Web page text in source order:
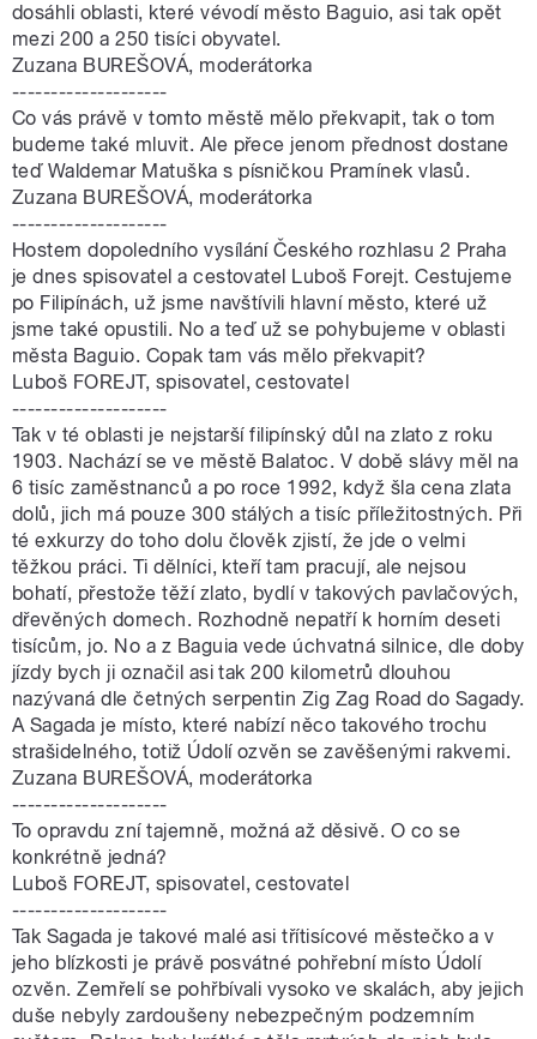
dosáhli oblasti, které vévodí město Baguio, asi tak opět
mezi 200 a 250 tisíci obyvatel.
Zuzana BUREŠOVÁ, moderátorka
--------------------
Co vás právě v tomto městě mělo překvapit, tak o tom
budeme také mluvit. Ale přece jenom přednost dostane
teď Waldemar Matuška s písničkou Pramínek vlasů.
Zuzana BUREŠOVÁ, moderátorka
--------------------
Hostem dopoledního vysílání Českého rozhlasu 2 Praha
je dnes spisovatel a cestovatel Luboš Forejt. Cestujeme
po Filipínách, už jsme navštívili hlavní město, které už
jsme také opustili. No a teď už se pohybujeme v oblasti
města Baguio. Copak tam vás mělo překvapit?
Luboš FOREJT, spisovatel, cestovatel
--------------------
Tak v té oblasti je nejstarší filipínský důl na zlato z roku
1903. Nachází se ve městě Balatoc. V době slávy měl na
6 tisíc zaměstnanců a po roce 1992, když šla cena zlata
dolů, jich má pouze 300 stálých a tisíc příležitostných. Při
té exkurzy do toho dolu člověk zjistí, že jde o velmi
těžkou práci. Ti dělníci, kteří tam pracují, ale nejsou
bohatí, přestože těží zlato, bydlí v takových pavlačových,
dřevěných domech. Rozhodně nepatří k horním deseti
tisícům, jo. No a z Baguia vede úchvatná silnice, dle doby
jízdy bych ji označil asi tak 200 kilometrů dlouhou
nazývaná dle četných serpentin Zig Zag Road do Sagady.
A Sagada je místo, které nabízí něco takového trochu
strašidelného, totiž Údolí ozvěn se zavěšenými rakvemi.
Zuzana BUREŠOVÁ, moderátorka
--------------------
To opravdu zní tajemně, možná až děsivě. O co se
konkrétně jedná?
Luboš FOREJT, spisovatel, cestovatel
--------------------
Tak Sagada je takové malé asi třítisícové městečko a v
jeho blízkosti je právě posvátné pohřební místo Údolí
ozvěn. Zemřelí se pohřbívali vysoko ve skalách, aby jejich
duše nebyly zardoušeny nebezpečným podzemním